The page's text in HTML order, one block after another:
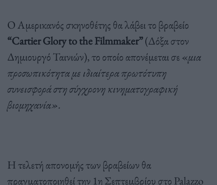
Ο Αμερικανός σκηνοθέτης θα λάβει το βραβείο
“Cartier Glory to the Filmmaker”(Δόξα στον
Δημιουργό Ταινιών), το οποίο απονέμεται σε «μια
προσωπικότητα με ιδιαίτερα πρωτότυπη
συνεισφορά στη σύγχρονη κινηματογραφική
βιομηχανία».
Η τελετή απονομής των βραβείων θα
πραγματοποιηθεί την 1η Σεπτεμβρίου στο Palazzo